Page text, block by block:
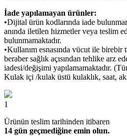
İade yapılamayan ürünler:
•Dijital ürün kodlarında iade
anında iletilen hizmetler veya teslim
bulunmamaktadır.
•Kullanım esnasında vücut ile birebir
beraber sağlık açısından tehlike arz
iadesi/değişimi yapılamamaktadır.
Kulak içi /kulak üstü kulaklık, saat,
1
Ürünün teslim tarihinden itibaren
14 gün geçmediğine emin olun.